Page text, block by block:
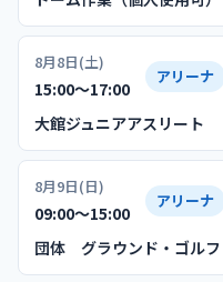
8月8日(土)
15:00〜17:00
アリーナ
大館ジュニアアスリート
8月9日(日)
09:00〜15:00
アリーナ
団体 グラウンド・ゴルフ